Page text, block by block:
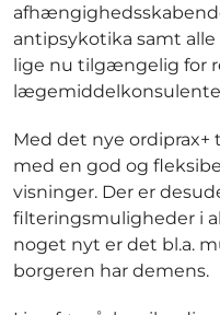
antipsykotika samt
lige nu tilgængelig for
Med det nye ordiprax+
med en god og
visninger. Der er
filteringsmuligheder i
noget nyt er det bl.a.
borgeren har demens.